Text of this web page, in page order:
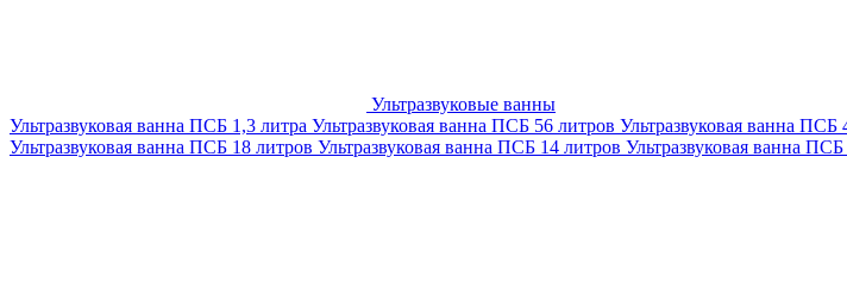
Ультразвуковые ванны
Ультразвуковая ванна ПСБ 1,3 литра Ультразвуковая ванна ПСБ 56 литров Ультразвуковая ванна ПСБ
Ультразвуковая ванна ПСБ 18 литров Ультразвуковая ванна ПСБ 14 литров Ультразвуковая ванна